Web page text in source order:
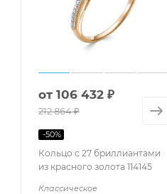
Кольцо с 27 бриллиантами
из красного золота 114145
Классическое
от 106 432 ₽
212 864 ₽
-50%